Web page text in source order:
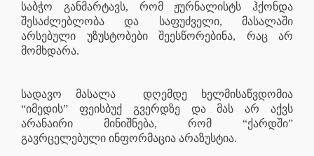
საბჭო განმარტავს, რომ ჟურნალისტს ჰქონდა
შესაძლებლობა და საფუძველი, მასალაში
არსებული უზუსტობები შეესწორებინა, რაც არ
მომხდარა.
სადავო მასალა
დღემდე ხელმისაწვდომია
“იმედის” ფეისბუქ გვერდზე და მას არ აქვს
არანაირი მინიშნება, რომ “ქარდში”
გავრცელებული ინფორმაცია არაზუსტია.